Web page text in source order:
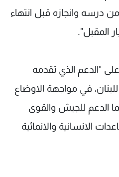
درسه وانجازه قبل انتهاء
المقبل".
"الدعم الذي تقدمه
للبنان، في مواجهة الاوضاع
الدعم للجيش والقوى
الانسانية والانمائية